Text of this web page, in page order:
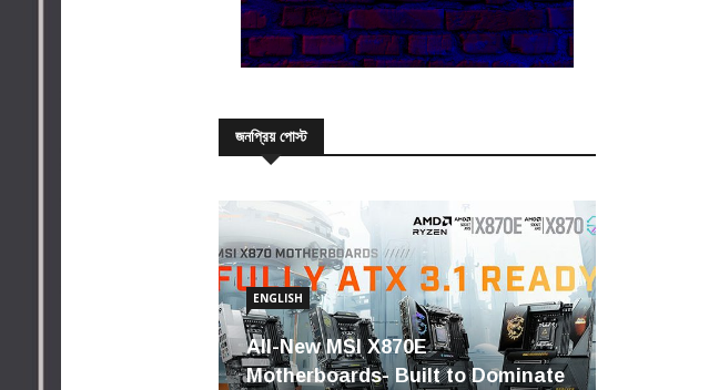
জনপ্রিয় পোস্ট
ENGLISH
All-New MSI X870E
Motherboards- Built to Dominate